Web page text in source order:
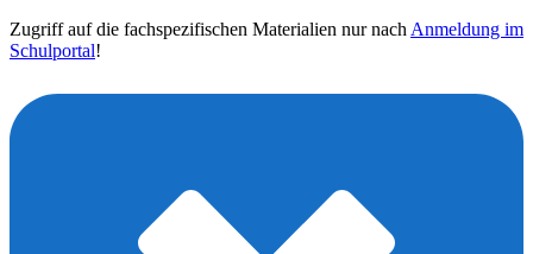
Zugriff auf die fachspezifischen Materialien nur nach Anmeldung im
Schulportal!